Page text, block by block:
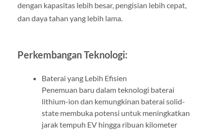
dengan kapasitas lebih besar, pengisian lebih cepat,
dan daya tahan yang lebih lama.
Perkembangan Teknologi:
Baterai yang Lebih Efisien
Penemuan baru dalam teknologi baterai
lithium-ion dan kemungkinan baterai solid-
state membuka potensi untuk meningkatkan
jarak tempuh EV hingga ribuan kilometer